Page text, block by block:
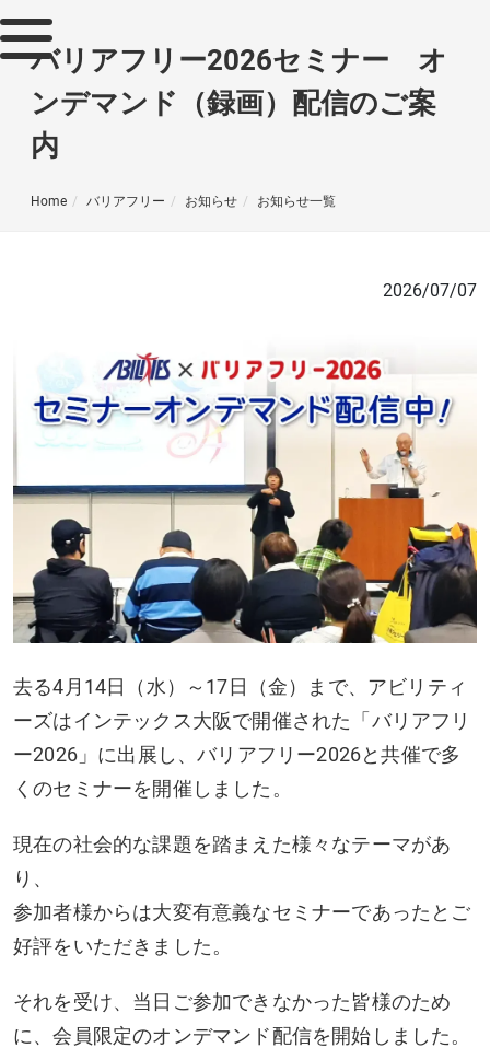
バリアフリー2026セミナー オ
ンデマンド（録画）配信のご案
内
Home バリアフリー お知らせ お知らせ一覧
2026/07/07
去る4月14日（水）～17日（金）まで、アビリティ
ーズはインテックス大阪で開催された「バリアフリ
ー2026」に出展し、バリアフリー2026と共催で多
くのセミナーを開催しました。
現在の社会的な課題を踏まえた様々なテーマがあ
り、
参加者様からは大変有意義なセミナーであったとご
好評をいただきました。
それを受け、当日ご参加できなかった皆様のため
に、会員限定のオンデマンド配信を開始しました。